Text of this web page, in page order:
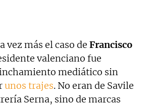
vez más el caso de Francisco
valenciano fue
mediático sin
unos trajes. No eran de Savile
Serna, sino de marcas